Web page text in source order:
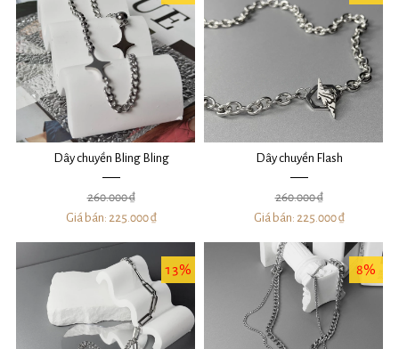
Dây chuyền Bling Bling
260.000 ₫
Giá bán: 225.000 ₫
Dây chuyền Flash
260.000 ₫
Giá bán: 225.000 ₫
13% 8%